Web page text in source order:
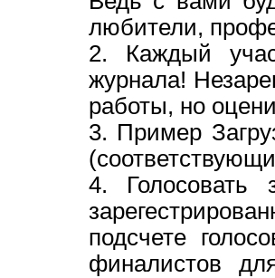
любители,
2. Каждый
журнала!
работы, но
3. Пример
4.
подсчете
финалистов